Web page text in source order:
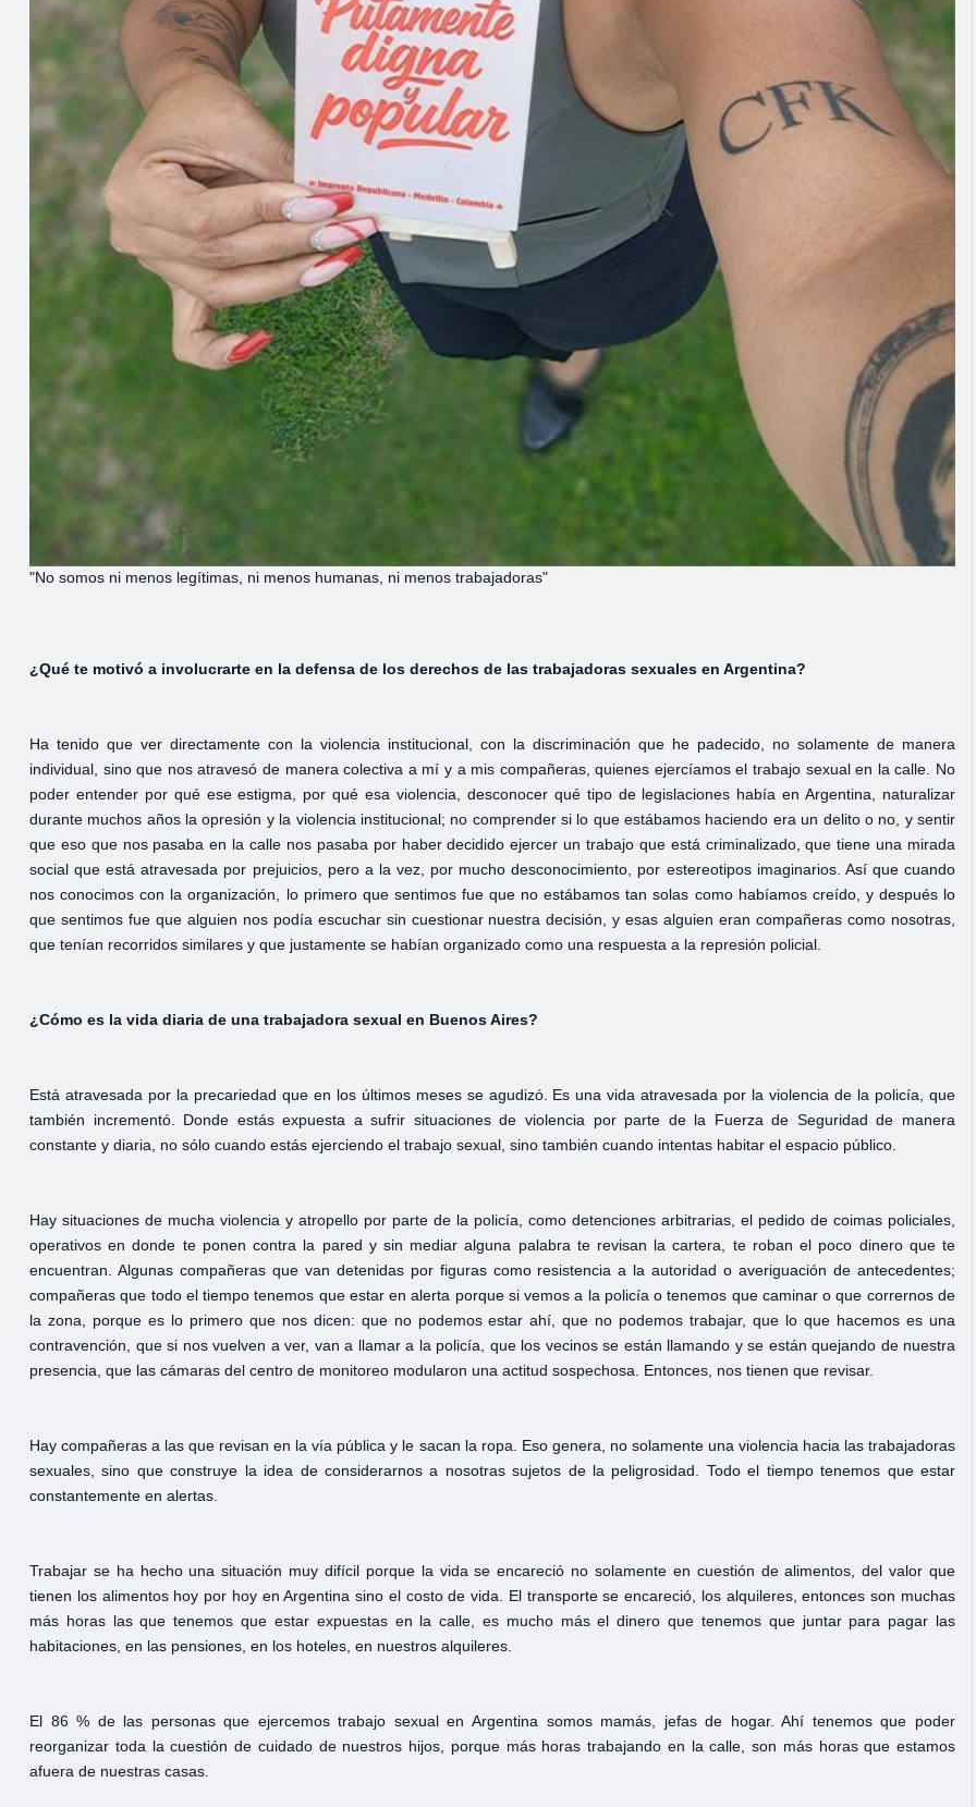
"No somos ni menos legítimas, ni menos humanas, ni menos trabajadoras"
¿Qué te motivó a involucrarte en la defensa de los derechos de las trabajadoras sexuales en Argentina?
Ha tenido que ver directamente con la violencia institucional, con la discriminación que he padecido, no solamente de manera
individual, sino que nos atravesó de manera colectiva a mí y a mis compañeras, quienes ejercíamos el trabajo sexual en la calle. No
poder entender por qué ese estigma, por qué esa violencia, desconocer qué tipo de legislaciones había en Argentina, naturalizar
durante muchos años la opresión y la violencia institucional; no comprender si lo que estábamos haciendo era un delito o no, y sentir
que eso que nos pasaba en la calle nos pasaba por haber decidido ejercer un trabajo que está criminalizado, que tiene una mirada
social que está atravesada por prejuicios, pero a la vez, por mucho desconocimiento, por estereotipos imaginarios. Así que cuando
nos conocimos con la organización, lo primero que sentimos fue que no estábamos tan solas como habíamos creído, y después lo
que sentimos fue que alguien nos podía escuchar sin cuestionar nuestra decisión, y esas alguien eran compañeras como nosotras,
que tenían recorridos similares y que justamente se habían organizado como una respuesta a la represión policial.
¿Cómo es la vida diaria de una trabajadora sexual en Buenos Aires?
Está atravesada por la precariedad que en los últimos meses se agudizó. Es una vida atravesada por la violencia de la policía, que
también incrementó. Donde estás expuesta a sufrir situaciones de violencia por parte de la Fuerza de Seguridad de manera
constante y diaria, no sólo cuando estás ejerciendo el trabajo sexual, sino también cuando intentas habitar el espacio público.
Hay situaciones de mucha violencia y atropello por parte de la policía, como detenciones arbitrarias, el pedido de coimas policiales,
operativos en donde te ponen contra la pared y sin mediar alguna palabra te revisan la cartera, te roban el poco dinero que te
encuentran. Algunas compañeras que van detenidas por figuras como resistencia a la autoridad o averiguación de antecedentes;
compañeras que todo el tiempo tenemos que estar en alerta porque si vemos a la policía o tenemos que caminar o que corrernos de
la zona, porque es lo primero que nos dicen: que no podemos estar ahí, que no podemos trabajar, que lo que hacemos es una
contravención, que si nos vuelven a ver, van a llamar a la policía, que los vecinos se están llamando y se están quejando de nuestra
presencia, que las cámaras del centro de monitoreo modularon una actitud sospechosa. Entonces, nos tienen que revisar.
Hay compañeras a las que revisan en la vía pública y le sacan la ropa. Eso genera, no solamente una violencia hacia las trabajadoras
sexuales, sino que construye la idea de considerarnos a nosotras sujetos de la peligrosidad. Todo el tiempo tenemos que estar
constantemente en alertas.
Trabajar se ha hecho una situación muy difícil porque la vida se encareció no solamente en cuestión de alimentos, del valor que
tienen los alimentos hoy por hoy en Argentina sino el costo de vida. El transporte se encareció, los alquileres, entonces son muchas
más horas las que tenemos que estar expuestas en la calle, es mucho más el dinero que tenemos que juntar para pagar las
habitaciones, en las pensiones, en los hoteles, en nuestros alquileres.
El 86 % de las personas que ejercemos trabajo sexual en Argentina somos mamás, jefas de hogar. Ahí tenemos que poder
reorganizar toda la cuestión de cuidado de nuestros hijos, porque más horas trabajando en la calle, son más horas que estamos
afuera de nuestras casas.